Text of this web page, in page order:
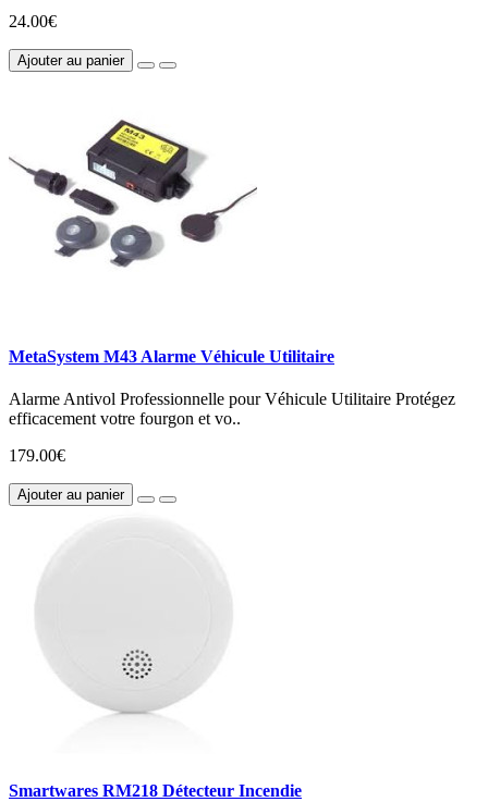
24.00€
Ajouter au panier
MetaSystem M43 Alarme Véhicule Utilitaire
Alarme Antivol Professionnelle pour Véhicule Utilitaire Protégez
efficacement votre fourgon et vo..
179.00€
Ajouter au panier
Smartwares RM218 Détecteur Incendie